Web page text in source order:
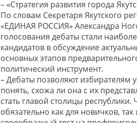
– «Стратегия развития города
По словам Секретаря Якутского
«ЕДИНАЯ РОССИЯ» Александра
голосования дебаты стали
кандидатов в обсуждение
основных этапов
политический инструмент.
– Дебаты позволяют избирателям
понять, схожа ли она с их
стать главой столицы республики.
обязательно как для новичков,